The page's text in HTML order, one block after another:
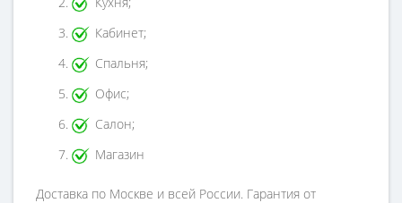
Кабинет;
Спальня;
Офис;
Салон;
Магазин
Доставка по Москве и всей России. Гарантия от